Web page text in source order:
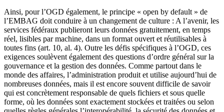
Ainsi, pour l’OGD également, le principe « open by default » de
l’EMBAG doit conduire à un changement de culture : A l’avenir, les
services fédéraux publieront leurs données gratuitement, en temps
réel, lisibles par machine, dans un format ouvert et réutilisables à
toutes fins (art. 10, al. 4). Outre les défis spécifiques à l’OGD, ces
exigences soulèvent également des questions d’ordre général sur la
gouvernance et la gestion des données. Comme partout dans le
monde des affaires, l’administration produit et utilise aujourd’hui de
nombreuses données, mais il est encore souvent difficile de savoir
qui est concrètement responsable de quels fichiers et sous quelle
forme, où les données sont exactement stockées et traitées ou selon